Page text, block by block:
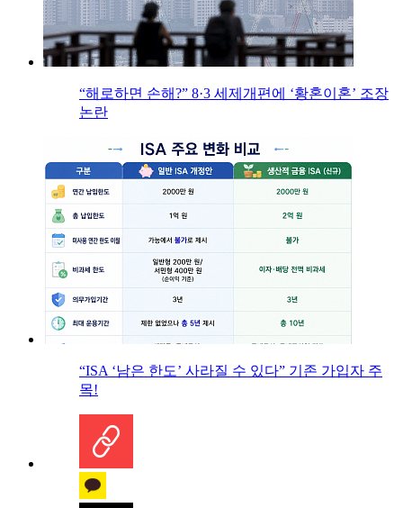
“해로하면 손해?” 8·3 세제개편에 ‘황혼이혼’ 조장
논란
“ISA ‘남은 한도’ 사라질 수 있다” 기존 가입자 주
목!